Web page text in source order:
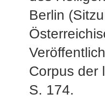
Berlin
Corpus der
S. 174.